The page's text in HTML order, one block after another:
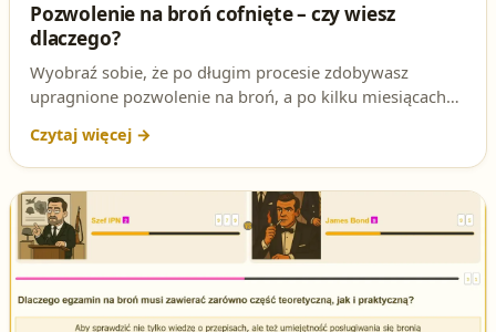
Pozwolenie na broń cofnięte – czy wiesz
dlaczego?
Wyobraź sobie, że po długim procesie zdobywasz
upragnione pozwolenie na broń, a po kilku miesiącach
kryje się w pytaniu testowym, które może zadecydować
o Twojej przyszłości strzeleckiej. Sprawdź, czy znasz
właściwe rozwiązanie!